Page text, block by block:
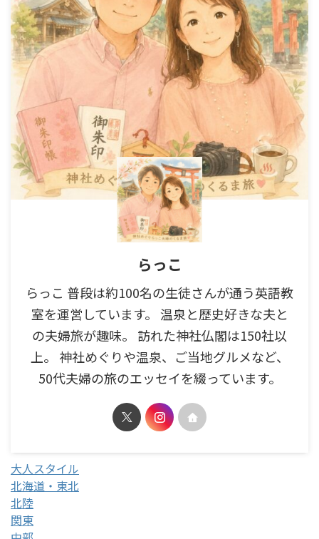
らっこ
らっこ 普段は約100名の生徒さんが通う英語教
室を運営しています。 温泉と歴史好きな夫と
の夫婦旅が趣味。 訪れた神社仏閣は150社以
上。 神社めぐりや温泉、ご当地グルメなど、
50代夫婦の旅のエッセイを綴っています。
大人スタイル
北海道・東北
北陸
関東